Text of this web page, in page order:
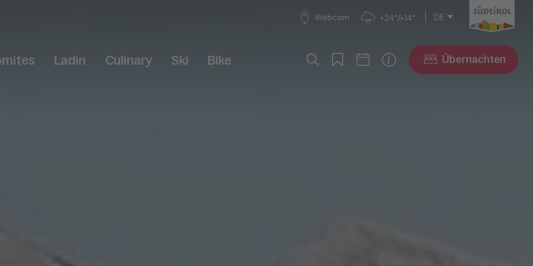
Webcam +24°/+14° DE
Ladin Culinary Ski Bike Übernachten